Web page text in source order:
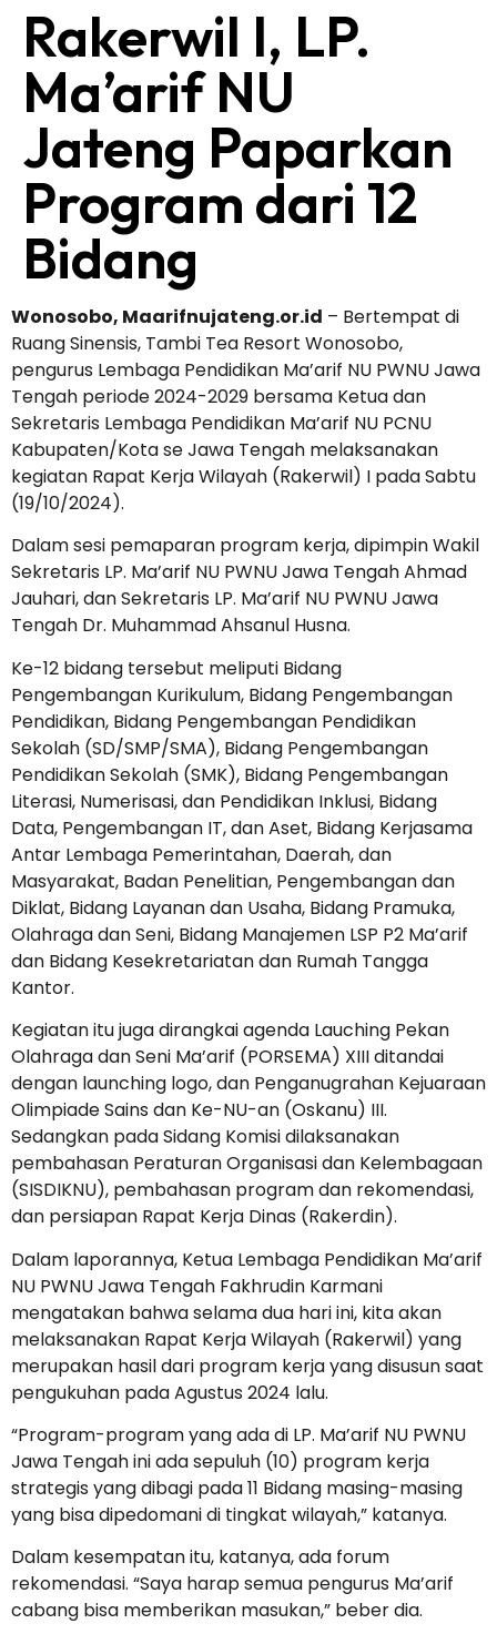
Rakerwil I, LP.
Ma’arif NU
Jateng Paparkan
Program dari 12
Bidang
Wonosobo, Maarifnujateng.or.id – Bertempat di
Ruang Sinensis, Tambi Tea Resort Wonosobo,
pengurus Lembaga Pendidikan Ma’arif NU PWNU Jawa
Tengah periode 2024-2029 bersama Ketua dan
Sekretaris Lembaga Pendidikan Ma’arif NU PCNU
Kabupaten/Kota se Jawa Tengah melaksanakan
kegiatan Rapat Kerja Wilayah (Rakerwil) I pada Sabtu
(19/10/2024).
Dalam sesi pemaparan program kerja, dipimpin Wakil
Sekretaris LP. Ma’arif NU PWNU Jawa Tengah Ahmad
Jauhari, dan Sekretaris LP. Ma’arif NU PWNU Jawa
Tengah Dr. Muhammad Ahsanul Husna.
Ke-12 bidang tersebut meliputi Bidang
Pengembangan Kurikulum, Bidang Pengembangan
Pendidikan, Bidang Pengembangan Pendidikan
Sekolah (SD/SMP/SMA), Bidang Pengembangan
Pendidikan Sekolah (SMK), Bidang Pengembangan
Literasi, Numerisasi, dan Pendidikan Inklusi, Bidang
Data, Pengembangan IT, dan Aset, Bidang Kerjasama
Antar Lembaga Pemerintahan, Daerah, dan
Masyarakat, Badan Penelitian, Pengembangan dan
Diklat, Bidang Layanan dan Usaha, Bidang Pramuka,
Olahraga dan Seni, Bidang Manajemen LSP P2 Ma’arif
dan Bidang Kesekretariatan dan Rumah Tangga
Kantor.
Kegiatan itu juga dirangkai agenda Lauching Pekan
Olahraga dan Seni Ma’arif (PORSEMA) XIII ditandai
dengan launching logo, dan Penganugrahan Kejuaraan
Olimpiade Sains dan Ke-NU-an (Oskanu) III.
Sedangkan pada Sidang Komisi dilaksanakan
pembahasan Peraturan Organisasi dan Kelembagaan
(SISDIKNU), pembahasan program dan rekomendasi,
dan persiapan Rapat Kerja Dinas (Rakerdin).
Dalam laporannya, Ketua Lembaga Pendidikan Ma’arif
NU PWNU Jawa Tengah Fakhrudin Karmani
mengatakan bahwa selama dua hari ini, kita akan
melaksanakan Rapat Kerja Wilayah (Rakerwil) yang
merupakan hasil dari program kerja yang disusun saat
pengukuhan pada Agustus 2024 lalu.
“Program-program yang ada di LP. Ma’arif NU PWNU
Jawa Tengah ini ada sepuluh (10) program kerja
strategis yang dibagi pada 11 Bidang masing-masing
yang bisa dipedomani di tingkat wilayah,” katanya.
Dalam kesempatan itu, katanya, ada forum
rekomendasi. “Saya harap semua pengurus Ma’arif
cabang bisa memberikan masukan,” beber dia.